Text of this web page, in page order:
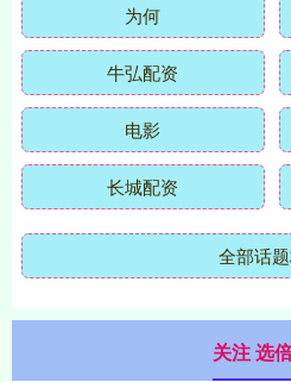
为何
牛弘配资
电影
长城配资
全部话
关注 选